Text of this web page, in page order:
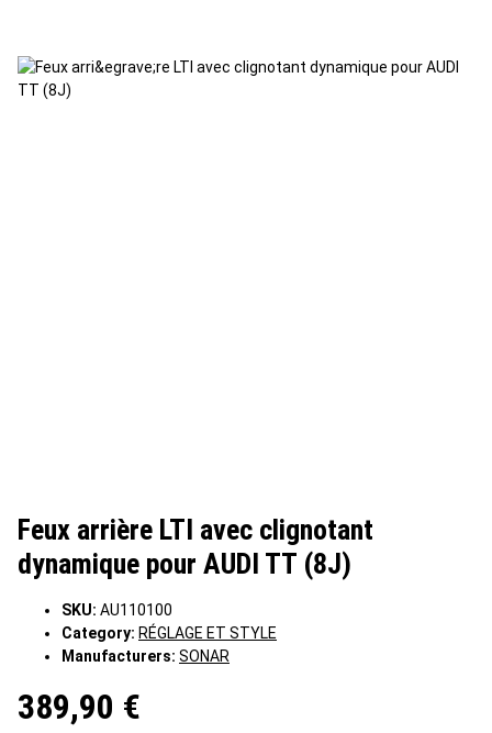
Feux arrière LTI avec clignotant
dynamique pour AUDI TT (8J)
SKU: AU110100
Category: RÉGLAGE ET STYLE
Manufacturers: SONAR
389,90 €